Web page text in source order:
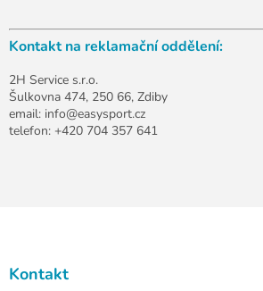
Kontakt na reklamační oddělení:
2H Service s.r.o.
Šulkovna 474, 250 66, Zdiby
email: info@easysport.cz
telefon: +420 704 357 641
Kontakt